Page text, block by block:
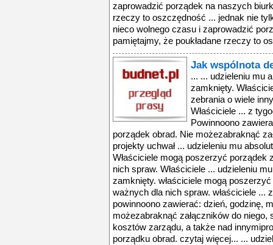
zaprowadzić porządek na naszych
rzeczy to oszczędność ... jednak nie
nieco wolnego czasu i zaprowadzić
pamiętajmy, że poukładane rzeczy to
Jak wspólnota
... ... udzieleniu mu
zamknięty.
zebrania o wiele
Właściciele ... z
Powinnoono
porządek obrad. Nie możezabraknąć
projekty uchwał ... udzieleniu mu
Właściciele mogą poszerzyć porządek
nich spraw. Właściciele ... udzieleniu
zamknięty. właściciele mogą
ważnych dla nich spraw. właściciele ...
powinnoono zawierać: dzień, godzinę,
możezabraknąć załączników do niego,
kosztów zarządu, a także nad
porządku obrad. czytaj więcej... ...